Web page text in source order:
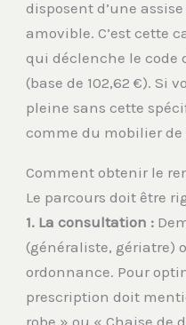
disposent d’une
amovible. C’est cette
qui déclenche le code
(base de 102,62 €). Si
pleine sans cette
comme du mobilier
Comment obtenir le
Le parcours doit être
1. La consultation :
(généraliste, gériatre)
ordonnance. Pour
prescription doit
robe » ou « Chaise de